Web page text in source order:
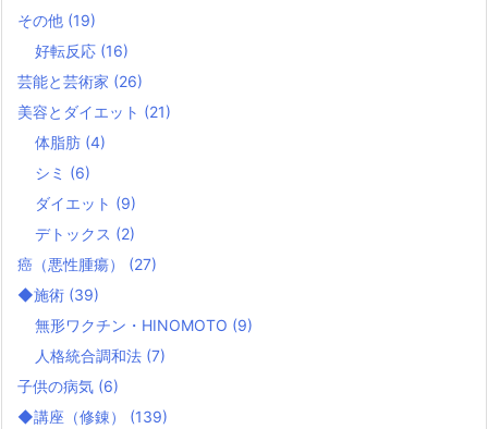
その他 (19)
好転反応 (16)
芸能と芸術家 (26)
美容とダイエット (21)
体脂肪 (4)
シミ (6)
ダイエット (9)
デトックス (2)
癌（悪性腫瘍） (27)
◆施術 (39)
無形ワクチン・HINOMOTO (9)
人格統合調和法 (7)
子供の病気 (6)
◆講座（修錬） (139)